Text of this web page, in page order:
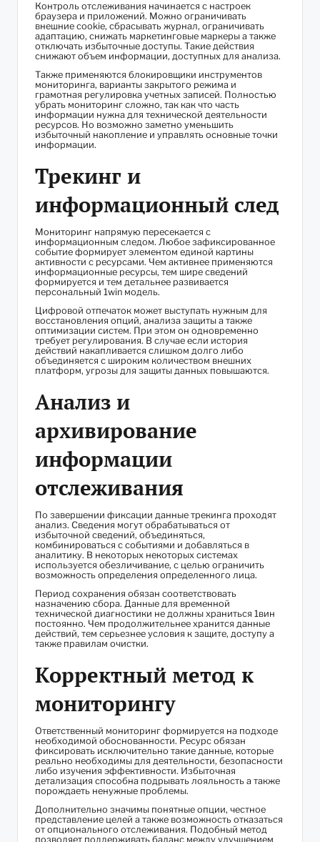
Контроль отслеживания начинается с настроек
браузера и приложений. Можно ограничивать
внешние cookie, сбрасывать журнал, ограничивать
адаптацию, снижать маркетинговые маркеры а также
отключать избыточные доступы. Такие действия
снижают объем информации, доступных для анализа.
Также применяются блокировщики инструментов
мониторинга, варианты закрытого режима и
грамотная регулировка учетных записей. Полностью
убрать мониторинг сложно, так как что часть
информации нужна для технической деятельности
ресурсов. Но возможно заметно уменьшить
избыточный накопление и управлять основные точки
информации.
Трекинг и
информационный след
Мониторинг напрямую пересекается с
информационным следом. Любое зафиксированное
событие формирует элементом единой картины
активности с ресурсами. Чем активнее применяются
информационные ресурсы, тем шире сведений
формируется и тем детальнее развивается
персональный 1win модель.
Цифровой отпечаток может выступать нужным для
восстановления опций, анализа защиты а также
оптимизации систем. При этом он одновременно
требует регулирования. В случае если история
действий накапливается слишком долго либо
объединяется с широким количеством внешних
платформ, угрозы для защиты данных повышаются.
Анализ и
архивирование
информации
отслеживания
По завершении фиксации данные трекинга проходят
анализ. Сведения могут обрабатываться от
избыточной сведений, объединяться,
комбинироваться с событиями и добавляться в
аналитику. В некоторых некоторых системах
используется обезличивание, с целью ограничить
возможность определения определенного лица.
Период сохранения обязан соответствовать
назначению сбора. Данные для временной
технической диагностики не должны храниться 1вин
постоянно. Чем продолжительнее хранится данные
действий, тем серьезнее условия к защите, доступу а
также правилам очистки.
Корректный метод к
мониторингу
Ответственный мониторинг формируется на подходе
необходимой обоснованности. Ресурс обязан
фиксировать исключительно такие данные, которые
реально необходимы для деятельности, безопасности
либо изучения эффективности. Избыточная
детализация способна подрывать лояльность а также
порождаеть ненужные проблемы.
Дополнительно значимы понятные опции, честное
представление целей а также возможность отказаться
от опционального отслеживания. Подобный метод
позволяет поддерживать баланс между улучшением